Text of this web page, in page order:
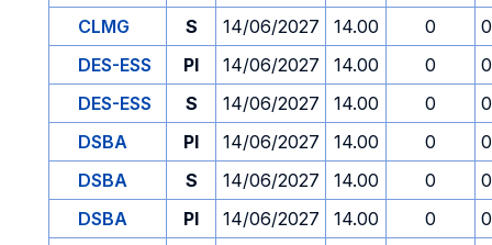
CLMG
S 14/06/2027 14.00 0
DES-ESS
PI 14/06/2027 14.00 0
DES-ESS
S 14/06/2027 14.00 0
DSBA
PI 14/06/2027 14.00 0
DSBA
S 14/06/2027 14.00 0
DSBA
PI 14/06/2027 14.00 0